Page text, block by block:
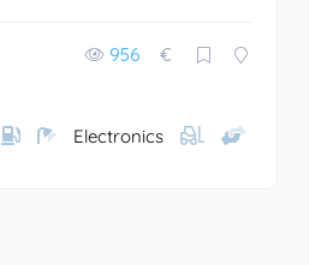
956 €
Electronics